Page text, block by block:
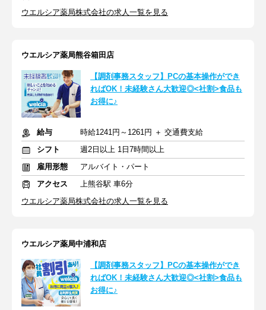
ウエルシア薬局株式会社の求人一覧を見る
ウエルシア薬局熊谷箱田店
【調剤事務スタッフ】PCの基本操作ができ
ればOK！未経験さん大歓迎◎<社割>食品も
お得に♪
給与
時給1241円～1261円 ＋ 交通費支給
シフト
週2日以上 1日7時間以上
雇用形態
アルバイト・パート
アクセス
上熊谷駅 車6分
ウエルシア薬局株式会社の求人一覧を見る
ウエルシア薬局中浦和店
【調剤事務スタッフ】PCの基本操作ができ
ればOK！未経験さん大歓迎◎<社割>食品も
お得に♪